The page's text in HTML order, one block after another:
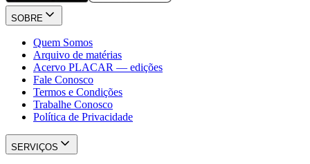
SOBRE
Quem Somos
Arquivo de matérias
Acervo PLACAR — edições
Fale Conosco
Termos e Condições
Trabalhe Conosco
Política de Privacidade
SERVIÇOS